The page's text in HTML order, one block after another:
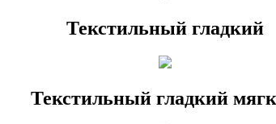
Текстильный гладкий
Текстильный гладкий